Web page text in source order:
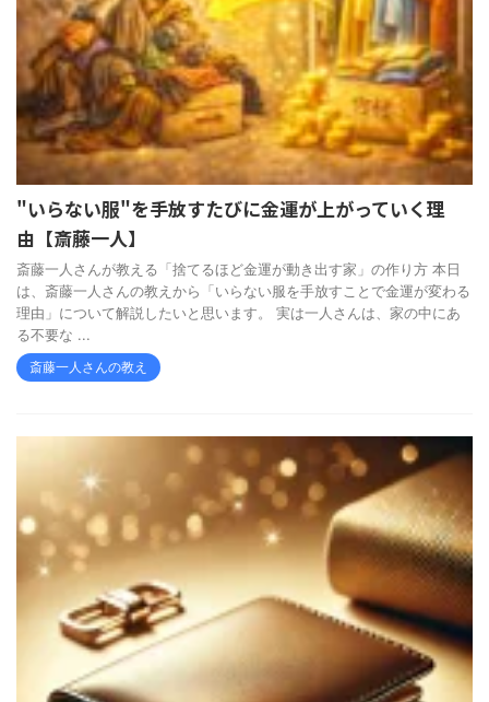
"いらない服"を手放すたびに金運が上がっていく理
由【斎藤一人】
斎藤一人さんが教える「捨てるほど金運が動き出す家」の作り方 本日
は、斎藤一人さんの教えから「いらない服を手放すことで金運が変わる
理由」について解説したいと思います。 実は一人さんは、家の中にあ
る不要な ...
斎藤一人さんの教え